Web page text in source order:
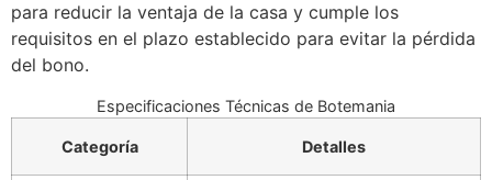
para reducir la ventaja de la casa y cumple los
requisitos en el plazo establecido para evitar la pérdida
del bono.
Especificaciones Técnicas de Botemania
Categoría Detalles